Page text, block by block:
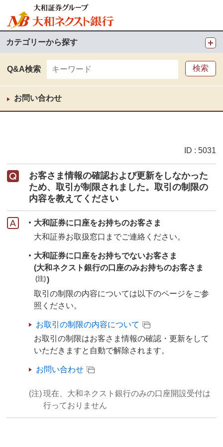
カテゴリーから探す
Q&A検索
お問い合わせ
ID : 5031
お客さま情報の確認および更新をしなかった
ため、取引が制限されました。取引の制限の
内容を教えてください
大和証券に口座をお持ちのお客さま
大和証券お取扱窓口までご連絡ください。
大和証券に口座をお持ちでないお客さま
(大和ネクスト銀行の口座のみお持ちのお客さま
(注))
取引の制限の内容については以下のページをご参
照ください。
お取引の制限の内容について
お取引の制限はお客さま情報の確認・更新をして
いただきますと自動で解除されます。
お問い合わせ
(注)現在、大和ネクスト銀行のみの口座開設受付は
行っておりません